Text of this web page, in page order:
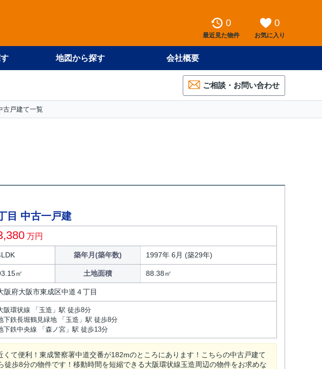
0
最近見た物件
0
お気に入り
地図から探す 会社概要
ご相談・お問い合わせ
古戸建て一覧
目 中古一戸建
万円
築年月(築年数) 1997年 6月 (築29年)
㎡ 土地面積 88.38㎡
阪府大阪市東成区中道４丁目
阪環状線 「玉造」駅 徒歩8分
下鉄長堀鶴見緑地 「玉造」駅 徒歩8分
下鉄中央線 「森ノ宮」駅 徒歩13分
て便利！東成警察署中道交番が182mのところにあります！こちらの中古戸建て
歩8分の物件です！移動時間を短縮できる大阪環状線玉造周辺の物件をお求めな